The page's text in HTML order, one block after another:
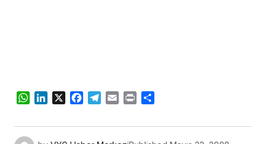
WhatsApp
LinkedIn
X Facebook
Telegram
Email Print